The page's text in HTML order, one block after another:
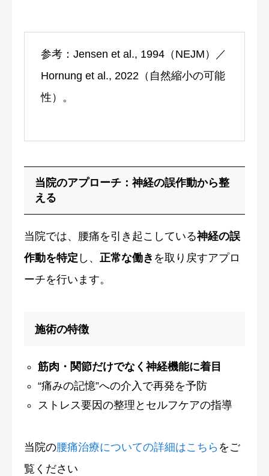
参考：Jensen et al., 1994（NEJM）／
Hornung et al., 2022（自然縮小の可能
性）。
当院のアプローチ：神経の誤作動から整
える
当院では、腰痛を引き起こしている神経の誤
作動を特定 し、 正常な働き を取り戻すアプロ
ーチを行います。
施術の特徴
筋肉・関節だけでなく神経機能に着目
“痛みの記憶”への介入で再発を予防
ストレス要因の整理とセルフケアの指導
当院の腰痛治療についての詳細はこちら をご
覧ください